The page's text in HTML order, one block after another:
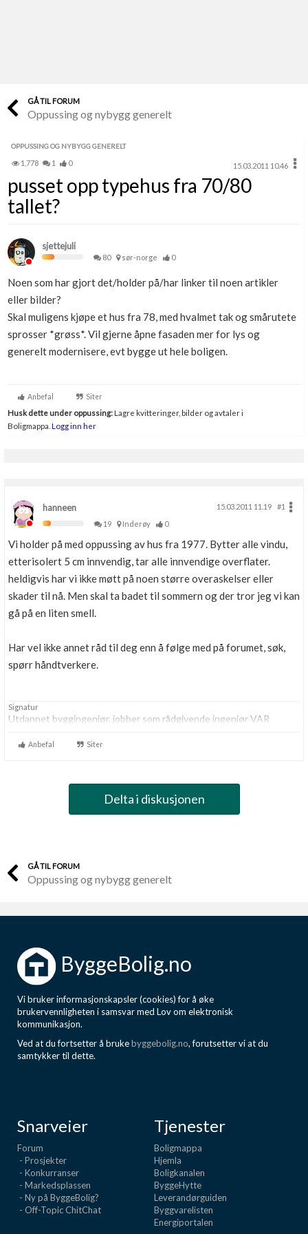
Finn håndverkere
Papirer som mangler
Skaff dokumentasjon som mangler
Se din bolig? Klikk her
Boligmappa+
Få mer ut av Boligmappa
GÅ TIL FORUM
Oppussing og nybygg generelt
OPPUSSING OG NYBYGG GENERELT
1,778 1 0 15.03.2011 10.46
pusset opp typehus fra 70/80
tallet?
sjettejuli
80 sør-norge 0
Noen som har gjort det/holder på/har linker til noen artikler
eller bilder?
Skal muligens kjøpe et hus fra 78, med hvalmet tak og smårutete
sprosser *grøss*. Vil gjerne åpne fasaden mer for lys og
generelt modernisere, evt bygge ut hele boligen.
Anbefal Siter
Husk dette under oppussing:Lagre kvitteringer, bilder og avtaler i
Boligmappa. Logg inn her
hanneen 15.03.2011 11.19
#1
19
Inderøy 0
Vi holder på med oppussing av hus fra 1977. Bytter alle vindu,
etterisolert 5 cm innvendig, tar alle innvendige overflater.
heldigvis har vi ikke møtt på noen større overaskelser eller
skader til nå. Men skal ta badet til sommern og der tror jeg vi kan
gå på en liten smell.
Har vel ikke annet råd til deg enn å følge med på forumet, søk,
spørr håndtverkere.
Signatur
Utdannet byggingeniør, jobber som rådgivende ingeniør VAR
Anbefal Siter
Delta i diskusjonen
GÅ TIL FORUM
Oppussing og nybygg generelt
ByggeBolig.no
Vi bruker informasjonskapsler (cookies) for å øke
brukervennligheten i samsvar med Lov om elektronisk
kommunikasjon.
Ved at du fortsetter å brukebyggebolig.no, forutsetter vi at du
samtykker til dette.
Snarveier
Forum
- Prosjekter
- Konkurranser
- Markedsplassen
- Ny på ByggeBolig?
- Off-Topic ChitChat
Tjenester
Boligmappa
Hjemla
Boligkanalen
ByggeHytte
Leverandørguiden
Byggvarelisten
Energiportalen